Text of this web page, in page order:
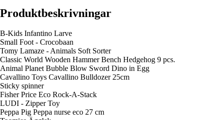
Produktbeskrivningar
B-Kids Infantino Larve
Small Foot - Crocobaan
Tomy Lamaze - Animals Soft Sorter
Classic World Wooden Hammer Bench Hedgehog 9 pcs.
Animal Planet Bubble Blow Sword Dino in Egg
Cavallino Toys Cavallino Bulldozer 25cm
Sticky spinner
Fisher Price Eco Rock-A-Stack
LUDI - Zipper Toy
Peppa Pig Peppa nurse eco 27 cm